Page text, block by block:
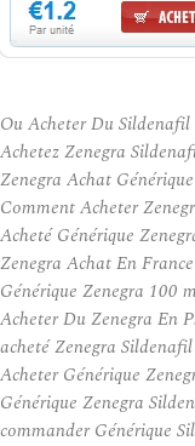
Ou Acheter Du
Achetez Zenegra
Zenegra Achat Générique
Comment Acheter
Acheté Générique
Zenegra Achat En France
Générique Zenegra 100
Acheter Du Zenegra En
acheté Zenegra
Acheter Générique
Générique Zenegra
commander Générique